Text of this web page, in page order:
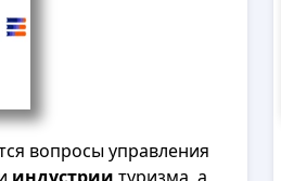
вопросы управления